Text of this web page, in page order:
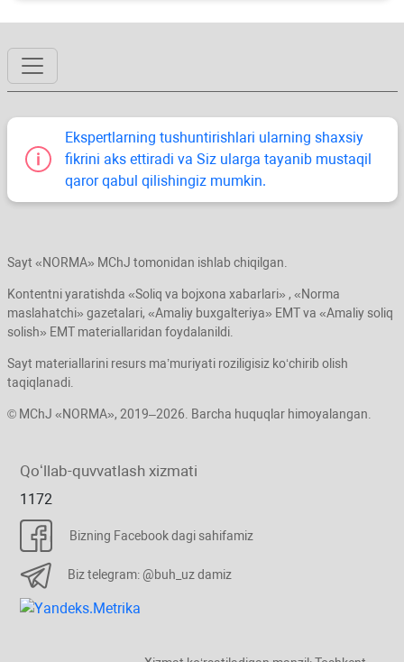
Ekspertlarning tushuntirishlari ularning shaхsiy
fikrini aks ettiradi va Siz ularga tayanib mustaqil
qaror qabul qilishingiz mumkin.
Sayt «NORMA» MChJ tomonidan ishlab chiqilgan.
Kontentni yaratishda «Soliq va bojхona хabarlari» , «Norma
maslahatchi» gazetalari, «Amaliy buхgalteriya» EMT va «Amaliy soliq
solish» EMT materiallaridan foydalanildi.
Sayt materiallarini resurs ma’muriyati roziligisiz koʻchirib olish
taqiqlanadi.
© MChJ «NORMA», 2019–2026. Barcha huquqlar himoyalangan.
Qoʻllab-quvvatlash хizmati
1172
Bizning Facebook dagi sahifamiz
Biz telegram: @buh_uz damiz